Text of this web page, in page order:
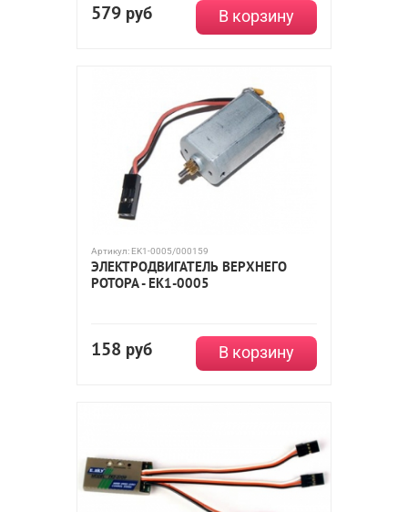
579 руб В корзину
Артикул: EK1-0005/000159
ЭЛЕКТРОДВИГАТЕЛЬ ВЕРХНЕГО
РОТОРА - EK1-0005
158 руб В корзину